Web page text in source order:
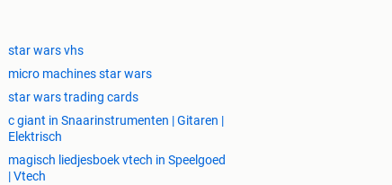
star wars vhs
micro machines star wars
star wars trading cards
c giant in Snaarinstrumenten | Gitaren |
Elektrisch
magisch liedjesboek vtech in Speelgoed
| Vtech